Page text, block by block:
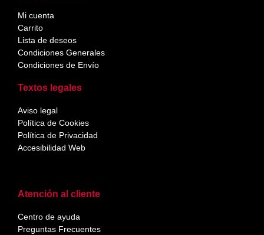
Atención al cliente
Centro de ayuda
Preguntas Frecuentes
Mi cuenta
Carrito
Lista de deseos
Condiciones Generales
Condiciones de Envío
Textos legales
Aviso legal
Política de Cookies
Política de Privacidad
Accesibilidad Web